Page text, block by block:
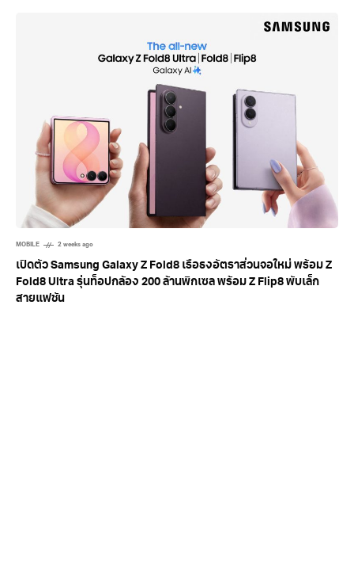
MOBILE 2 weeks ago
เปิดตัว Samsung Galaxy Z Fold8 เรือธงอัตราส่วนจอใหม่ พร้อม Z
Fold8 Ultra รุ่นท็อปกล้อง 200 ล้านพิกเซล พร้อม Z Flip8 พับเล็ก
สายแฟชัน